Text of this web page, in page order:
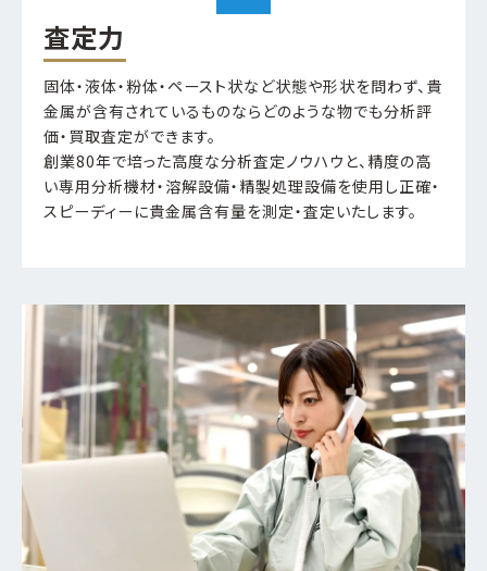
査定力
固体・液体・粉体・ペースト状など状態や形状を問わず、貴
金属が含有されているものならどのような物でも分析評
価・買取査定ができます。
創業80年で培った高度な分析査定ノウハウと、精度の高
い専用分析機材・溶解設備・精製処理設備を使用し正確・
スピーディーに貴金属含有量を測定・査定いたします。